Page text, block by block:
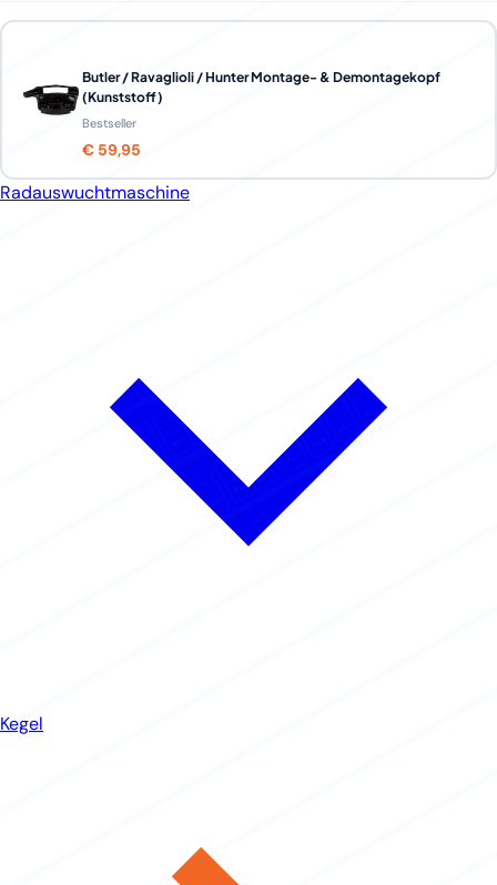
Butler / Ravaglioli / Hunter Montage- & Demontagekopf
(Kunststoff)
Bestseller
€ 59,95
Radauswuchtmaschine
Kegel